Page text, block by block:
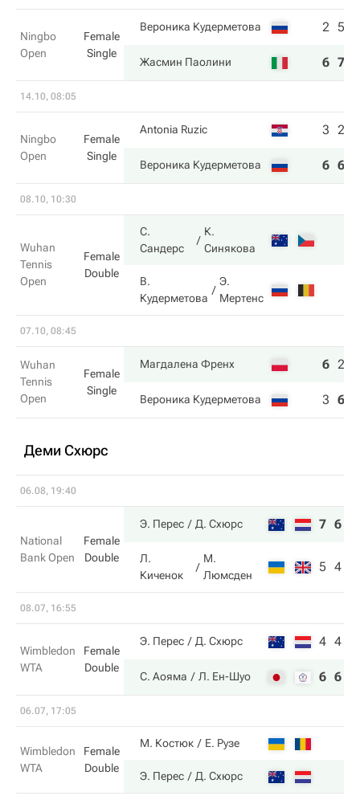
Ningbo
Open
Female
Single
Вероника Кудерметова 2 5
Жасмин Паолини 6 7
14.10, 08:05
Ningbo
Open
Female
Single
Antonia Ruzic 3 2
Вероника Кудерметова 6 6
08.10, 10:30
Wuhan
Tennis
Open
Female
Double
С.
Сандерс
К.
Синякова
В.
Кудерметова
Э.
Мертенс
07.10, 08:45
Wuhan
Tennis
Open
Female
Single
Магдалена Френх 6 2
Вероника Кудерметова 3 6
Деми Схюрс
06.08, 19:40
National
Bank Open
Female
Double
Э. Перес Д. Схюрс 7 6
Л.
Киченок
М.
Люмсден
5 4
08.07, 16:55
Wimbledon
WTA
Female
Double
Э. Перес Д. Схюрс 4 4
С. Аояма Л. Ен-Шуо 6 6
06.07, 17:05
Wimbledon
WTA
Female
Double
М. Костюк Е. Рузе
Э. Перес Д. Схюрс